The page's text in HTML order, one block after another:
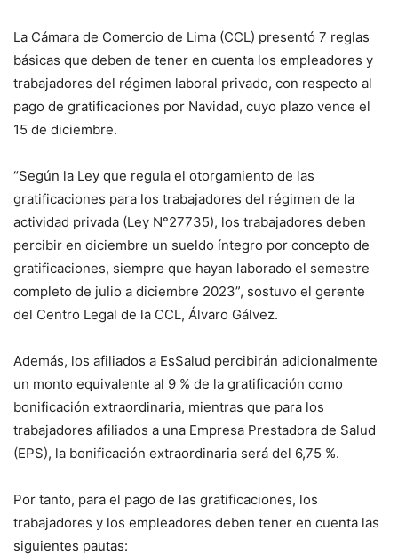
La Cámara de Comercio de Lima (CCL) presentó 7 reglas
básicas que deben de tener en cuenta los empleadores y
trabajadores del régimen laboral privado, con respecto al
pago de gratificaciones por Navidad, cuyo plazo vence el
15 de diciembre.
“Según la Ley que regula el otorgamiento de las
gratificaciones para los trabajadores del régimen de la
actividad privada (Ley N°27735), los trabajadores deben
percibir en diciembre un sueldo íntegro por concepto de
gratificaciones, siempre que hayan laborado el semestre
completo de julio a diciembre 2023”, sostuvo el gerente
del Centro Legal de la CCL, Álvaro Gálvez.
Además, los afiliados a EsSalud percibirán adicionalmente
un monto equivalente al 9 % de la gratificación como
bonificación extraordinaria, mientras que para los
trabajadores afiliados a una Empresa Prestadora de Salud
(EPS), la bonificación extraordinaria será del 6,75 %.
Por tanto, para el pago de las gratificaciones, los
trabajadores y los empleadores deben tener en cuenta las
siguientes pautas: